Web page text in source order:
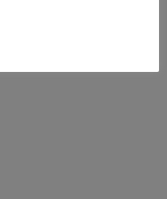
reduce spamul.